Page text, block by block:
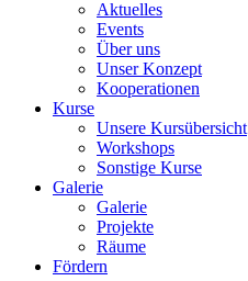
Aktuelles
Events
Über uns
Unser Konzept
Kooperationen
Kurse
Unsere Kursübersicht
Workshops
Sonstige Kurse
Galerie
Galerie
Projekte
Räume
Fördern